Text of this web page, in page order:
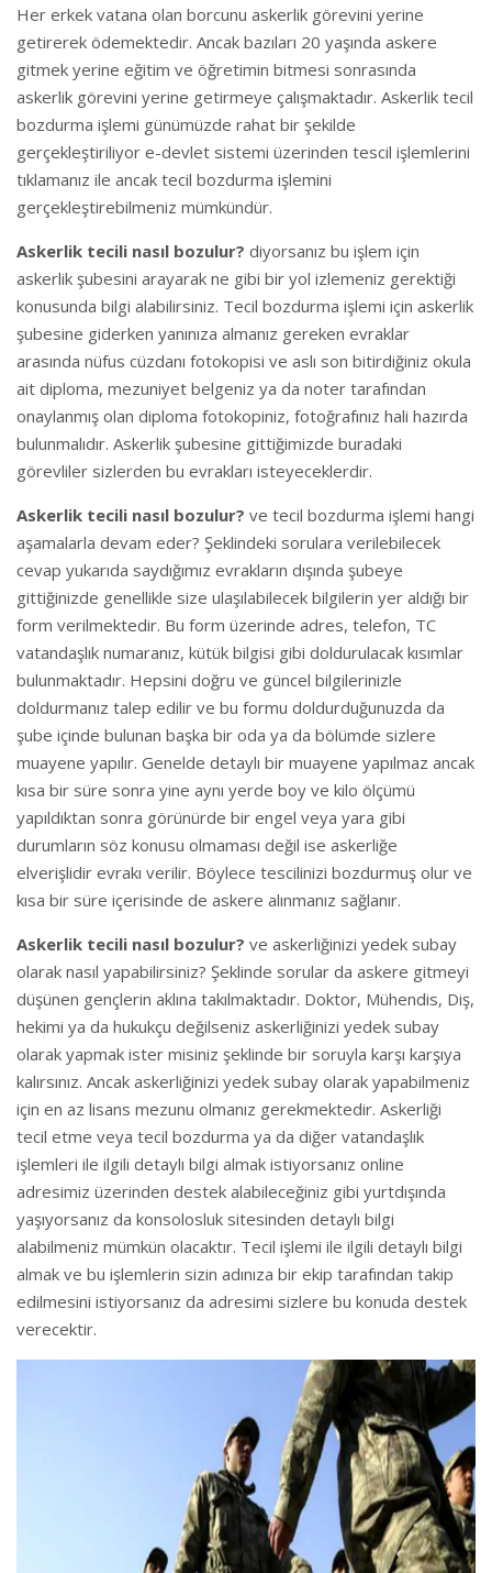
Her erkek vatana olan borcunu askerlik görevini yerine
getirerek ödemektedir. Ancak bazıları 20 yaşında askere
gitmek yerine eğitim ve öğretimin bitmesi sonrasında
askerlik görevini yerine getirmeye çalışmaktadır. Askerlik tecil
bozdurma işlemi günümüzde rahat bir şekilde
gerçekleştiriliyor e-devlet sistemi üzerinden tescil işlemlerini
tıklamanız ile ancak tecil bozdurma işlemini
gerçekleştirebilmeniz mümkündür.
Askerlik tecili nasıl bozulur? diyorsanız bu işlem için
askerlik şubesini arayarak ne gibi bir yol izlemeniz gerektiği
konusunda bilgi alabilirsiniz. Tecil bozdurma işlemi için askerlik
şubesine giderken yanınıza almanız gereken evraklar
arasında nüfus cüzdanı fotokopisi ve aslı son bitirdiğiniz okula
ait diploma, mezuniyet belgeniz ya da noter tarafından
onaylanmış olan diploma fotokopiniz, fotoğrafınız hali hazırda
bulunmalıdır. Askerlik şubesine gittiğimizde buradaki
görevliler sizlerden bu evrakları isteyeceklerdir.
Askerlik tecili nasıl bozulur? ve tecil bozdurma işlemi hangi
aşamalarla devam eder? Şeklindeki sorulara verilebilecek
cevap yukarıda saydığımız evrakların dışında şubeye
gittiğinizde genellikle size ulaşılabilecek bilgilerin yer aldığı bir
form verilmektedir. Bu form üzerinde adres, telefon, TC
vatandaşlık numaranız, kütük bilgisi gibi doldurulacak kısımlar
bulunmaktadır. Hepsini doğru ve güncel bilgilerinizle
doldurmanız talep edilir ve bu formu doldurduğunuzda da
şube içinde bulunan başka bir oda ya da bölümde sizlere
muayene yapılır. Genelde detaylı bir muayene yapılmaz ancak
kısa bir süre sonra yine aynı yerde boy ve kilo ölçümü
yapıldıktan sonra görünürde bir engel veya yara gibi
durumların söz konusu olmaması değil ise askerliğe
elverişlidir evrakı verilir. Böylece tescilinizi bozdurmuş olur ve
kısa bir süre içerisinde de askere alınmanız sağlanır.
Askerlik tecili nasıl bozulur? ve askerliğinizi yedek subay
olarak nasıl yapabilirsiniz? Şeklinde sorular da askere gitmeyi
düşünen gençlerin aklına takılmaktadır. Doktor, Mühendis, Diş,
hekimi ya da hukukçu değilseniz askerliğinizi yedek subay
olarak yapmak ister misiniz şeklinde bir soruyla karşı karşıya
kalırsınız. Ancak askerliğinizi yedek subay olarak yapabilmeniz
için en az lisans mezunu olmanız gerekmektedir. Askerliği
tecil etme veya tecil bozdurma ya da diğer vatandaşlık
işlemleri ile ilgili detaylı bilgi almak istiyorsanız online
adresimiz üzerinden destek alabileceğiniz gibi yurtdışında
yaşıyorsanız da konsolosluk sitesinden detaylı bilgi
alabilmeniz mümkün olacaktır. Tecil işlemi ile ilgili detaylı bilgi
almak ve bu işlemlerin sizin adınıza bir ekip tarafından takip
edilmesini istiyorsanız da adresimi sizlere bu konuda destek
verecektir.